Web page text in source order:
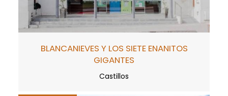
BLANCANIEVES Y LOS SIETE ENANITOS
GIGANTES
Castillos